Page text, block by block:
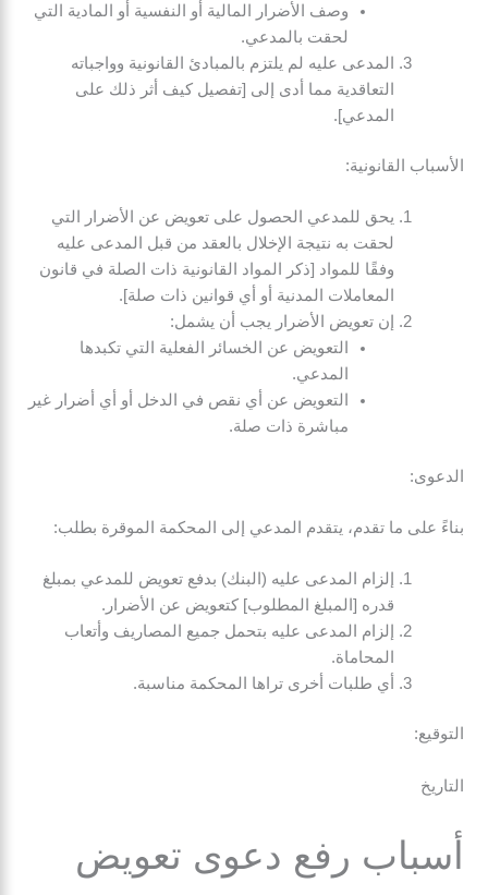
وصف الأضرار المالية أو النفسية أو المادية التي
لحقت بالمدعي.
المدعى عليه لم يلتزم بالمبادئ القانونية وواجباته
التعاقدية مما أدى إلى [تفصيل كيف أثر ذلك على
المدعي].
الأسباب القانونية:
يحق للمدعي الحصول على تعويض عن الأضرار التي
لحقت به نتيجة الإخلال بالعقد من قبل المدعى عليه
وفقًا للمواد [ذكر المواد القانونية ذات الصلة في قانون
المعاملات المدنية أو أي قوانين ذات صلة].
إن تعويض الأضرار يجب أن يشمل:
التعويض عن الخسائر الفعلية التي تكبدها
المدعي.
التعويض عن أي نقص في الدخل أو أي أضرار غير
مباشرة ذات صلة.
الدعوى:
بناءً على ما تقدم، يتقدم المدعي إلى المحكمة الموقرة بطلب:
إلزام المدعى عليه (البنك) بدفع تعويض للمدعي بمبلغ
قدره [المبلغ المطلوب] كتعويض عن الأضرار.
إلزام المدعى عليه بتحمل جميع المصاريف وأتعاب
المحاماة.
أي طلبات أخرى تراها المحكمة مناسبة.
التوقيع:
التاريخ
أسباب رفع دعوى تعويض